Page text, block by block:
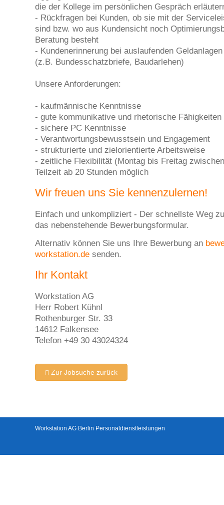
die der Kollege im persönlichen Gespräch
- Rückfragen bei Kunden, ob sie mit der
sind bzw. wo aus Kundensicht noch
Beratung besteht
- Kundenerinnerung bei auslaufenden
(z.B. Bundesschatzbriefe, Baudarlehen)
Unsere Anforderungen:
- kaufmännische Kenntnisse
- gute kommunikative und rhetorische Fähigkeiten
- sichere PC Kenntnisse
- Verantwortungsbewusstsein und Engagement
- strukturierte und zielorientierte Arbeitsweise
- zeitliche Flexibilität (Montag bis Freitag
Teilzeit ab 20 Stunden möglich
Wir freuen uns Sie kennenzulernen!
Einfach und unkompliziert - Der schnellste Weg
das nebenstehende Bewerbungsformular.
Alternativ können Sie uns Ihre Bewerbung an
workstation.de senden.
Ihr Kontakt
Workstation AG
Herr Robert Kühnl
Rothenburger Str. 33
14612 Falkensee
Telefon +49 30 43024324
Zur Jobsuche zurück
Workstation AG Berlin Personaldienstleistungen